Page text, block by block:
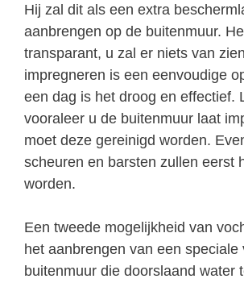
Hij zal dit als een extra
aanbrengen op de buitenmuur.
transparant, u zal er niets van
impregneren is een eenvoudige
een dag is het droog en effectief.
vooraleer u de buitenmuur laat
moet deze gereinigd worden.
scheuren en barsten zullen eerst
worden.
Een tweede mogelijkheid van
het aanbrengen van een speciale
buitenmuur die doorslaand water